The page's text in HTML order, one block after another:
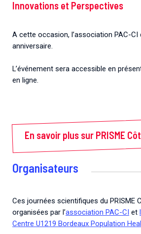
Innovations et Perspectives
A cette occasion, l’association PAC-
anniversaire.
L’événement sera accessible en
en ligne.
En savoir plus sur PRISME
Organisateurs
Ces journées scientifiques du PRISME
organisées par l’association PAC-CI et
Centre U1219 Bordeaux Population